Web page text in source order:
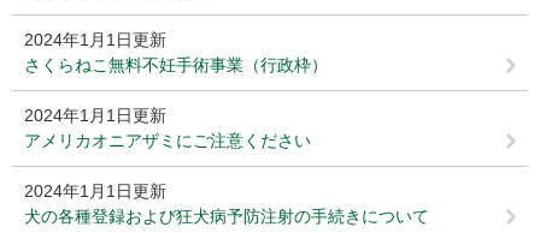
2024年1月1日更新
さくらねこ無料不妊手術事業（行政枠）
2024年1月1日更新
アメリカオニアザミにご注意ください
2024年1月1日更新
犬の各種登録および狂犬病予防注射の手続きについて